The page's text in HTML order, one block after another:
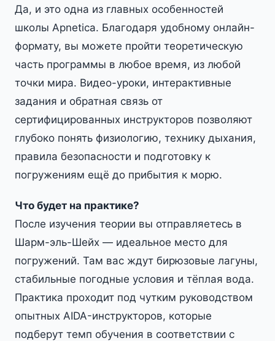
Да, и это одна из главных особенностей
школы Apnetica. Благодаря удобному онлайн-
формату, вы можете пройти теоретическую
часть программы в любое время, из любой
точки мира. Видео-уроки, интерактивные
задания и обратная связь от
сертифицированных инструкторов позволяют
глубоко понять физиологию, технику дыхания,
правила безопасности и подготовку к
погружениям ещё до прибытия к морю.
Что будет на практике?
После изучения теории вы отправляетесь в
Шарм-эль-Шейх — идеальное место для
погружений. Там вас ждут бирюзовые лагуны,
стабильные погодные условия и тёплая вода.
Практика проходит под чутким руководством
опытных AIDA-инструкторов, которые
подберут темп обучения в соответствии с